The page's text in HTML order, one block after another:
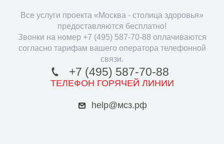
Все услуги проекта «Москва - столица здоровья»
предоставляются бесплатно!
Звонки на номер +7 (495) 587-70-88 оплачиваются
согласно тарифам вашего оператора телефонной
связи.
+7 (495) 587-70-88
ТЕЛЕФОН ГОРЯЧЕЙ ЛИНИИ
help@мсз.рф